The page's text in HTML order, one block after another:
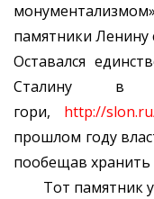
памятники Ленину
Оставался
Сталину в
гори, http://
прошлом году
пообещав хранить
Тот памятник